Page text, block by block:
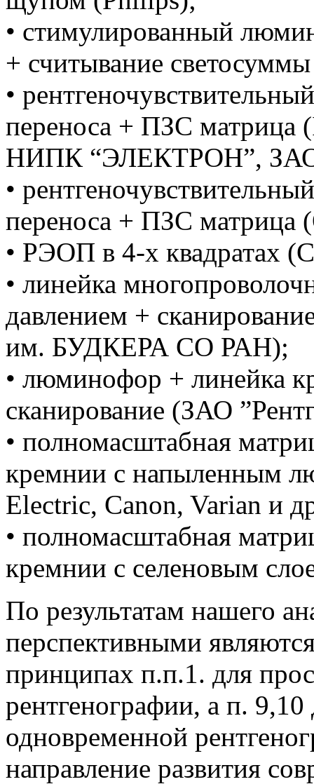
• стимулированный
+ считывание
•
переноса + ПЗС
НИПК “ЭЛЕКТРОН”,
•
переноса + ПЗС матрица
• РЭОП в 4-х
• линейка
давлением +
им. БУДКЕРА СО РАН);
• люминофор + линейка
сканирование (ЗАО
• полномасштабная
кремнии с напыленным
Electric, Canon, Varian и
• полномасштабная
кремнии с селеновым
По результатам нашего
перспективными
принципах п.п.1. для
рентгенографии, а п. 9,10
одновременной
направление развития